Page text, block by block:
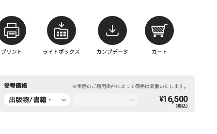
プリント ライトボックス カンプデータ カート
参考価格 ※実際のご利用条件によって価格は変動いたします。
出版物/書籍・
¥16,500
（税込）